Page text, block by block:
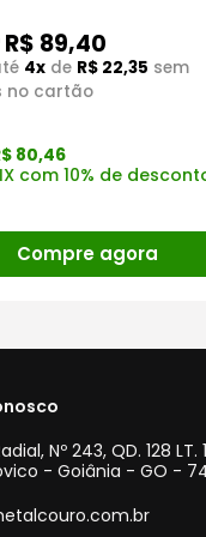
R$ 89,40
4x de R$ 22,35 sem
no cartão
80,46
com 10% de
Compre agora
Nº 243, QD. 128 LT.
- Goiânia - GO -